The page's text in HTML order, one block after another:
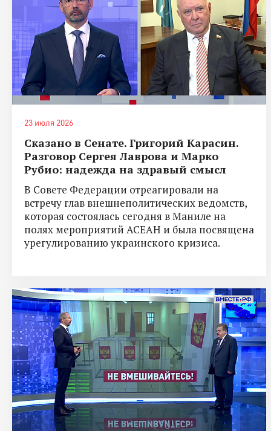
23 июля 2026
Сказано в Сенате. Григорий Карасин.
Разговор Сергея Лаврова и Марко
Рубио: надежда на здравый смысл
В Совете Федерации отреагировали на
встречу глав внешнеполитических ведомств,
которая состоялась сегодня в Маниле на
полях мероприятий АСЕАН и была посвящена
урегулированию украинского кризиса.